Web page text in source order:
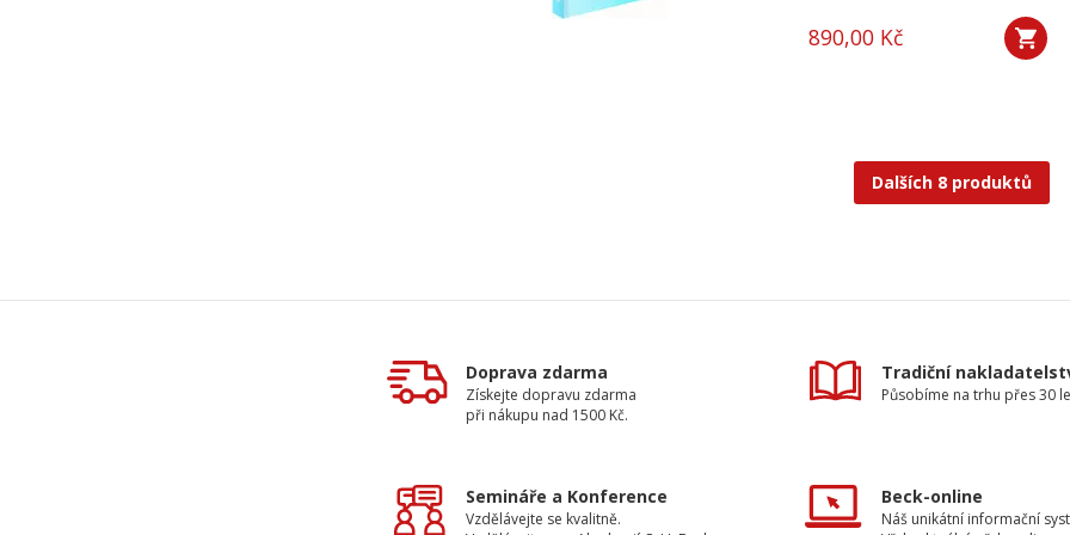
890,00 Kč
Dalších 8 produktů
Doprava zdarma
Získejte dopravu zdarma
při nákupu nad 1500 Kč.
Tradiční
Působíme na trhu přes 30
Semináře a Konference
Vzdělávejte se kvalitně.
Beck-online
Náš unikátní informační